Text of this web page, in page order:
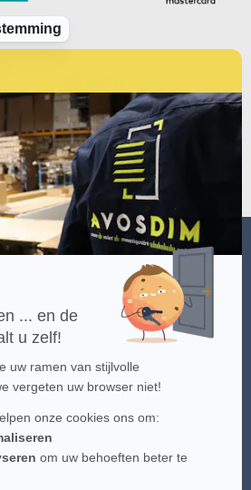
... en de
u zelf!
uw ramen van stijlvolle
vergeten uw browser niet!
onze cookies ons om:
om uw behoeften beter te
de aanbieding
van meer dan €100 naar
speciale bestemmingen. Aanbod
vervoerder. Klik